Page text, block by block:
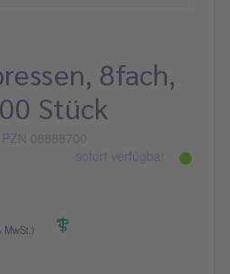
8fach,
Stück
PZN 08888700
sofort verfügbar
MwSt.)